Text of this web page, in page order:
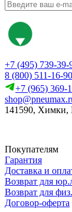
+7 (495) 739-39-
8 (800) 511-16-90
+7 (965) 369-
141590, Химки,
Покупателям
Гарантия
Доставка и
Возврат для
Возврат для
Договор-оферта